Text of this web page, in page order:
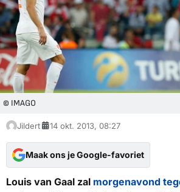
© IMAGO
Jildert 14 okt. 2013, 08:27
Maak ons je Google-favoriet
Louis van Gaal zal morgenavond